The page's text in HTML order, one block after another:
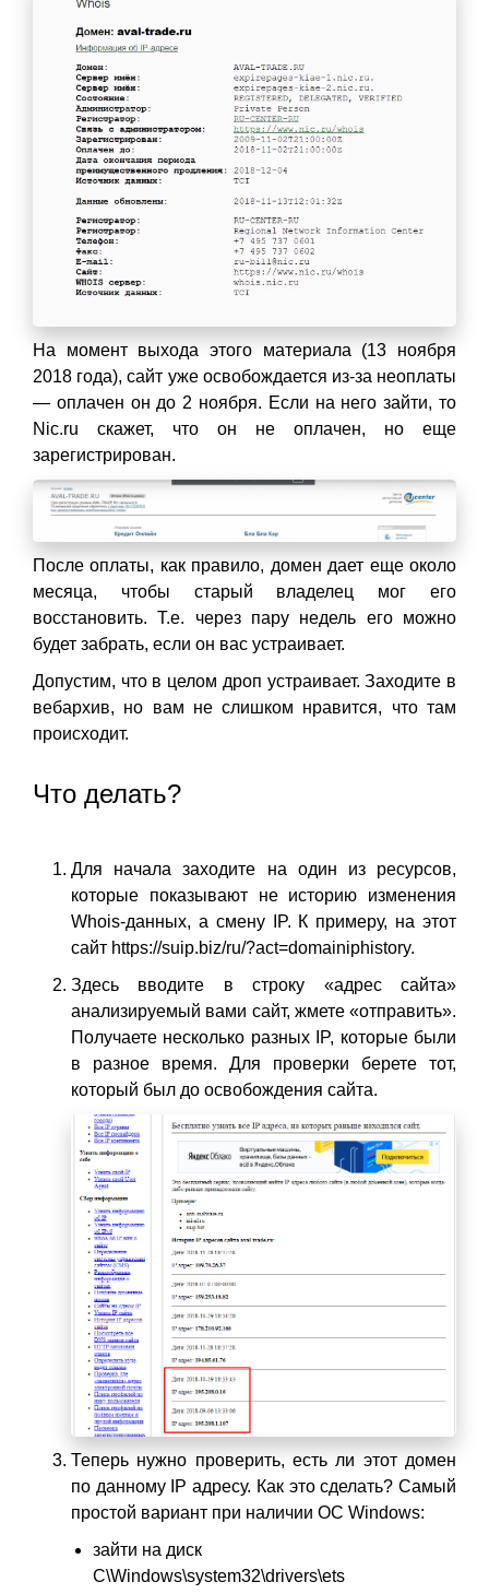
На момент выхода этого материала (13 ноября
2018 года), сайт уже освобождается из-за неоплаты
— оплачен он до 2 ноября. Если на него зайти, то
Nic.ru скажет, что он не оплачен, но еще
зарегистрирован.
После оплаты, как правило, домен дает еще около
месяца, чтобы старый владелец мог его
восстановить. Т.е. через пару недель его можно
будет забрать, если он вас устраивает.
Допустим, что в целом дроп устраивает. Заходите в
вебархив, но вам не слишком нравится, что там
происходит.
Что делать?
Для начала заходите на один из ресурсов,
которые показывают не историю изменения
Whois-данных, а смену IP. К примеру, на этот
сайт https://suip.biz/ru/?act=domainiphistory.
Здесь вводите в строку «адрес сайта»
анализируемый вами сайт, жмете «отправить».
Получаете несколько разных IP, которые были
в разное время. Для проверки берете тот,
который был до освобождения сайта.
Теперь нужно проверить, есть ли этот домен
по данному IP адресу. Как это сделать? Самый
простой вариант при наличии ОС Windows:
зайти на диск
C\Windows\system32\drivers\ets